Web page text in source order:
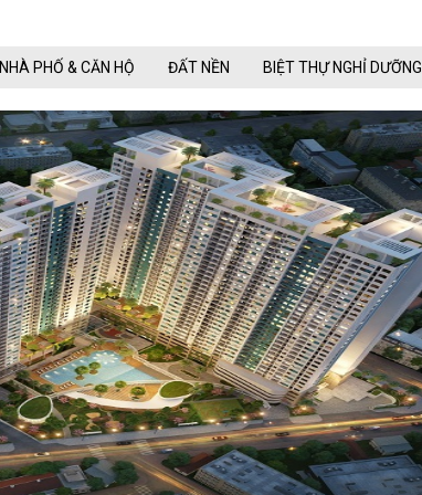
NHÀ PHỐ & CĂN HỘ ĐẤT NỀN BIỆT THỰ NGHỈ DƯỠNG